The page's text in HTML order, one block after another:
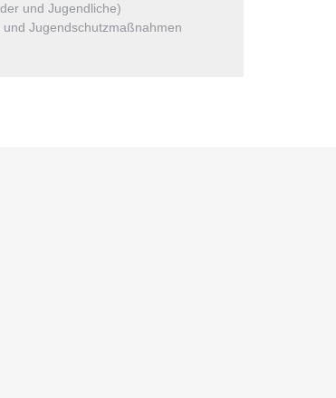
und Jugendliche)
und Jugendschutzmaßnahmen